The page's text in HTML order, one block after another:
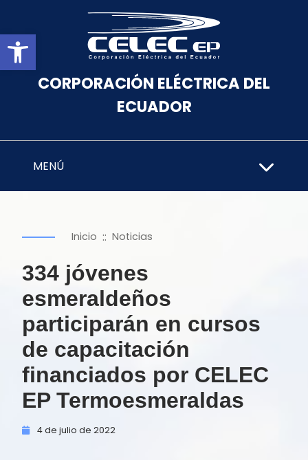
Abrir barra de herramientas
CORPORACIÓN ELÉCTRICA DEL
ECUADOR
MENÚ
Inicio :: Noticias
334 jóvenes
esmeraldeños
participarán en cursos
de capacitación
financiados por CELEC
EP Termoesmeraldas
4 de julio de 2022